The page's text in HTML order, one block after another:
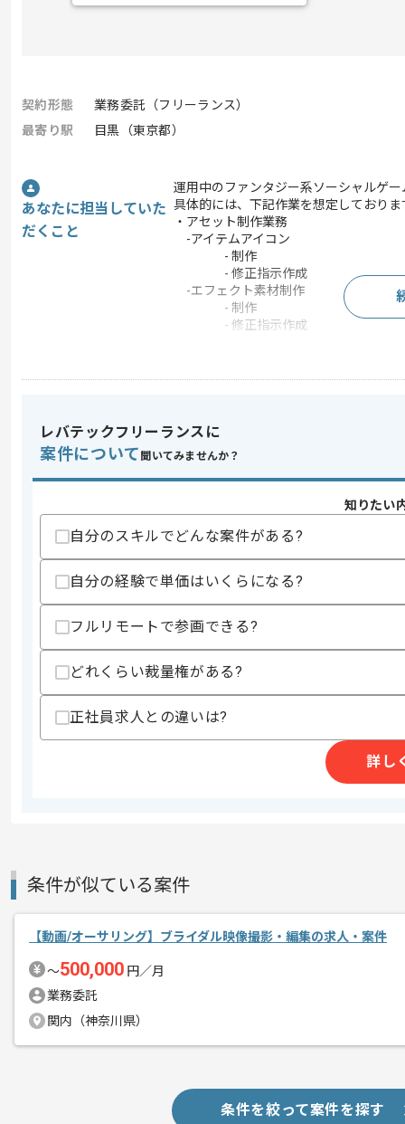
契約形態
業務委託（フリーランス）
最寄り駅
目黒（東京都）
あなたに担当していた
だくこと
運用中のファンタジー系ソーシャルゲ
具体的には、下記作業を想定しておりま
・アセット制作業務
-アイテムアイコン
- 制作
- 修正指示作成
-エフェクト素材制作
- 制作
- 修正指示作成
スキル
・ソーシャルゲーム運用経験2年以上
・Photoshop使用経験２年
・外注管理の経験2年以上
・各エフェクトツールでのエフェクト制
・ドットでのエフェクト素材制作経験
スキルに不安がある方へ
上記に似た経験やスキルをお持ちであれば申
精算・お支払い
精算条件
精算基準時間
支払いサイト
15日
エージェントからのコ
メント
ソーシャルアプリの開発に注力しており
企画等にも積極的に参加することができ
スピード感、技術力に定評があり、教
向上心のある方には非常にマッチしてい
レバテックフリーランスに
案件について 聞いてみませんか？
知りたい
自分のスキルでどんな案件がある?
自分の経験で単価はいくらになる?
フルリモートで参画できる?
どれくらい裁量権がある?
正社員求人との違いは?
詳し
条件が似ている案件
【動画/オーサリング】ブライダル映像撮影・編集の求人・案件
〜500,000 円／月
業務委託
関内（神奈川県）
条件を絞って案件を探す